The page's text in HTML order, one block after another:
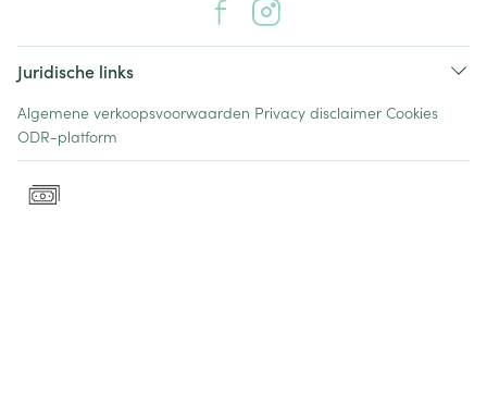
Juridische links
Algemene verkoopsvoorwaarden Privacy disclaimer Cookies
ODR-platform